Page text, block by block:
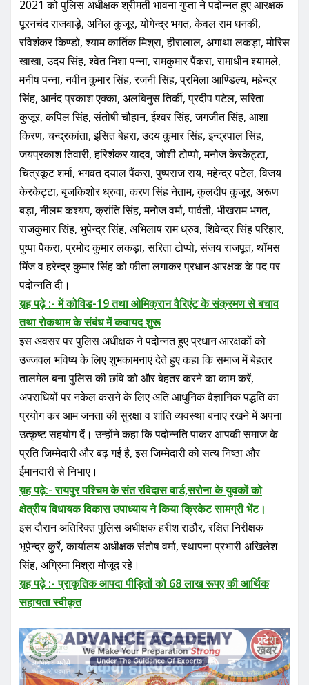
खाखा, उदय सिंह, श्वेत निशा पन्ना, रामकुमार पैंकरा, रामाधीन श्यामले,
मनीष पन्ना, नवीन कुमार सिंह, रजनी सिंह, प्रमिला आण्डिल्य, महेन्द्र
सिंह, आनंद प्रकाश एक्का, अलबिनुस तिर्की, प्रदीप पटेल, सरिता
कुजूर, कपिल सिंह, संतोषी चौहान, ईश्वर सिंह, जगजीत सिंह, आशा
किरण, चन्द्रकांता, इसित बेहरा, उदय कुमार सिंह, इन्द्रपाल सिंह,
जयप्रकाश तिवारी, हरिशंकर यादव, जोशी टोप्पो, मनोज केरकेट्टा,
चित्रकूट शर्मा, भगवत दयाल पैंकरा, पुष्पराज राय, महेन्द्र पटेल, विजय
केरकेट्टा, बृजकिशोर ध्रुवा, करण सिंह नेताम, कुलदीप कुजूर, अरूण
बड़ा, नीलम कश्यप, क्रांति सिंह, मनोज वर्मा, पार्वती, भीखराम भगत,
राजकुमार सिंह, भुपेन्द्र सिंह, अभिलाष राम ध्रुव, शिवेन्द्र सिंह परिहार,
पुष्पा पैंकरा, प्रमोद कुमार लकड़ा, सरिता टोप्पो, संजय राजपूत, थॉमस
मिंज व हरेन्द्र कुमार सिंह को फीता लगाकर प्रधान आरक्षक के पद पर
पदोन्नति दी।
य़ह पढ़े :- में कोविड-19 तथा ओमिक्रान वैरिएंट के संक्रमण से बचाव
तथा रोकथाम के संबंध में कवायद शुरू
इस अवसर पर पुलिस अधीक्षक ने पदोन्नत हुए प्रधान आरक्षकों को
उज्जवल भविष्य के लिए शुभकामनाएं देते हुए कहा कि समाज में बेहतर
तालमेल बना पुलिस की छवि को और बेहतर करने का काम करें,
अपराधियों पर नकेल कसने के लिए अति आधुनिक वैज्ञानिक पद्धति का
प्रयोग कर आम जनता की सुरक्षा व शांति व्यवस्था बनाए रखने में अपना
उत्कृष्ट सहयोग दें। उन्होंने कहा कि पदोन्नति पाकर आपकी समाज के
प्रति जिम्मेदारी और बढ़ गई है, इस जिम्मेदारी को सत्य निष्ठा और
ईमानदारी से निभाए।
य़ह पढ़े:- रायपुर पश्चिम के संत रविदास वार्ड,सरोना के युवकों को
क्षेत्रीय विधायक विकास उपाध्याय ने किया क्रिकेट सामग्री भेंट।
इस दौरान अतिरिक्त पुलिस अधीक्षक हरीश राठौर, रक्षित निरीक्षक
भूपेन्द्र कुर्रे, कार्यालय अधीक्षक संतोष वर्मा, स्थापना प्रभारी अखिलेश
सिंह, अग्रिमा मिश्रा मौजूद रहे।
य़ह पढ़े :- प्राकृतिक आपदा पीड़ितों को 68 लाख रूपए की आर्थिक
सहायता स्वीकृत